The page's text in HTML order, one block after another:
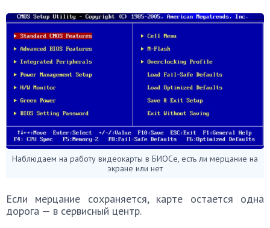
Наблюдаем на работу видеокарты в БИОСе, есть ли мерцание на
экране или нет
Если мерцание сохраняется, карте остается одна
дорога — в сервисный центр.